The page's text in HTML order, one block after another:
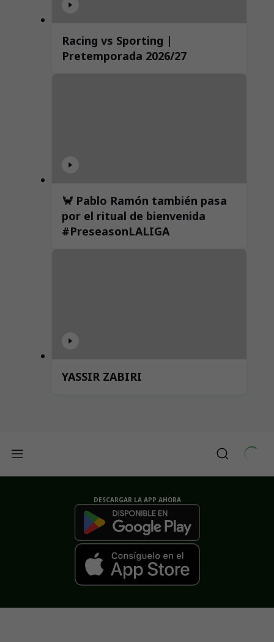
Racing vs Sporting |
Pretemporada 2026/27
🦀 Pablo Ramón también pasa
por el ritual de bienvenida
#PreseasonLALIGA
YASSIR ZABIRI
DESCARGAR LA APP AHORA